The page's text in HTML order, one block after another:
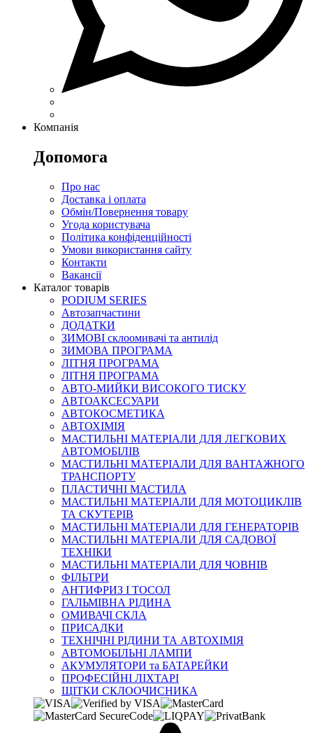
Компанія
Допомога
Про нас
Доставка і оплата
Обмін/Повернення товару
Угода користувача
Політика конфіденційності
Умови використання сайту
Контакти
Вакансії
Каталог товарів
PODIUM SERIES
Автозапчастини
ДОДАТКИ
ЗИМОВІ склоомивачі та антилід
ЗИМОВА ПРОГРАМА
ЛІТНЯ ПРОГРАМА
ЛІТНЯ ПРОГРАМА
АВТО-МИЙКИ ВИСОКОГО ТИСКУ
АВТОАКСЕСУАРИ
АВТОКОСМЕТИКА
АВТОХІМІЯ
МАСТИЛЬНІ МАТЕРІАЛИ ДЛЯ ЛЕГКОВИХ
АВТОМОБІЛІВ
МАСТИЛЬНІ МАТЕРІАЛИ ДЛЯ ВАНТАЖНОГО
ТРАНСПОРТУ
ПЛАСТИЧНІ МАСТИЛА
МАСТИЛЬНІ МАТЕРІАЛИ ДЛЯ МОТОЦИКЛІВ
ТА СКУТЕРІВ
МАСТИЛЬНІ МАТЕРІАЛИ ДЛЯ ГЕНЕРАТОРІВ
МАСТИЛЬНІ МАТЕРІАЛИ ДЛЯ САДОВОЇ
ТЕХНІКИ
МАСТИЛЬНІ МАТЕРІАЛИ ДЛЯ ЧОВНІВ
ФІЛЬТРИ
АНТИФРИЗ І ТОСОЛ
ГАЛЬМІВНА РІДИНА
ОМИВАЧІ СКЛА
ПРИСАДКИ
ТЕХНІЧНІ РІДИНИ ТА АВТОХІМІЯ
АВТОМОБІЛЬНІ ЛАМПИ
АКУМУЛЯТОРИ та БАТАРЕЙКИ
ПРОФЕСІЙНІ ЛІХТАРІ
ЩІТКИ СКЛООЧИСНИКА